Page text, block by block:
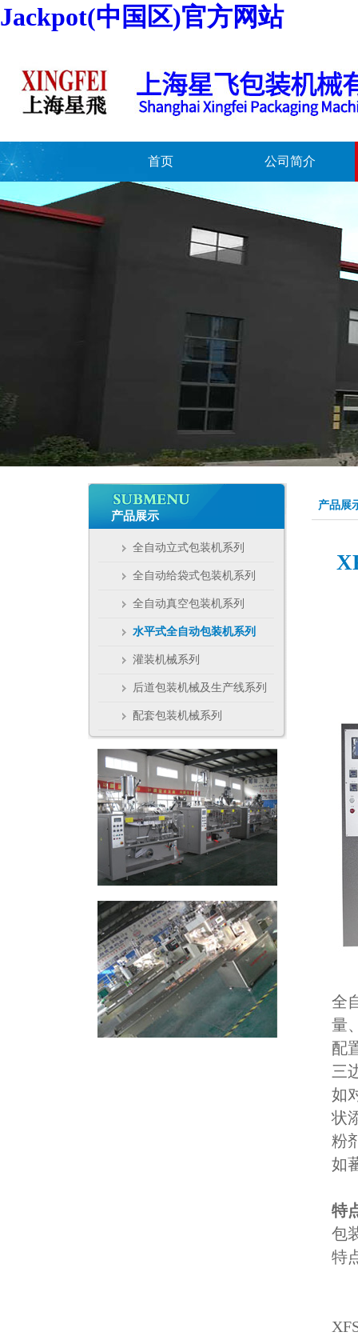
Jackpot(中国区)官方网站
首页 公司简介
产品展示
全自动立式包装机系列
全自动给袋式包装机系列
全自动真空包装机系列
水平式全自动包装机系列
灌装机械系列
后道包装机械及生产线系列
配套包装机械系列
产品展
全
量
配
三
如
状
粉
如
特
包
特